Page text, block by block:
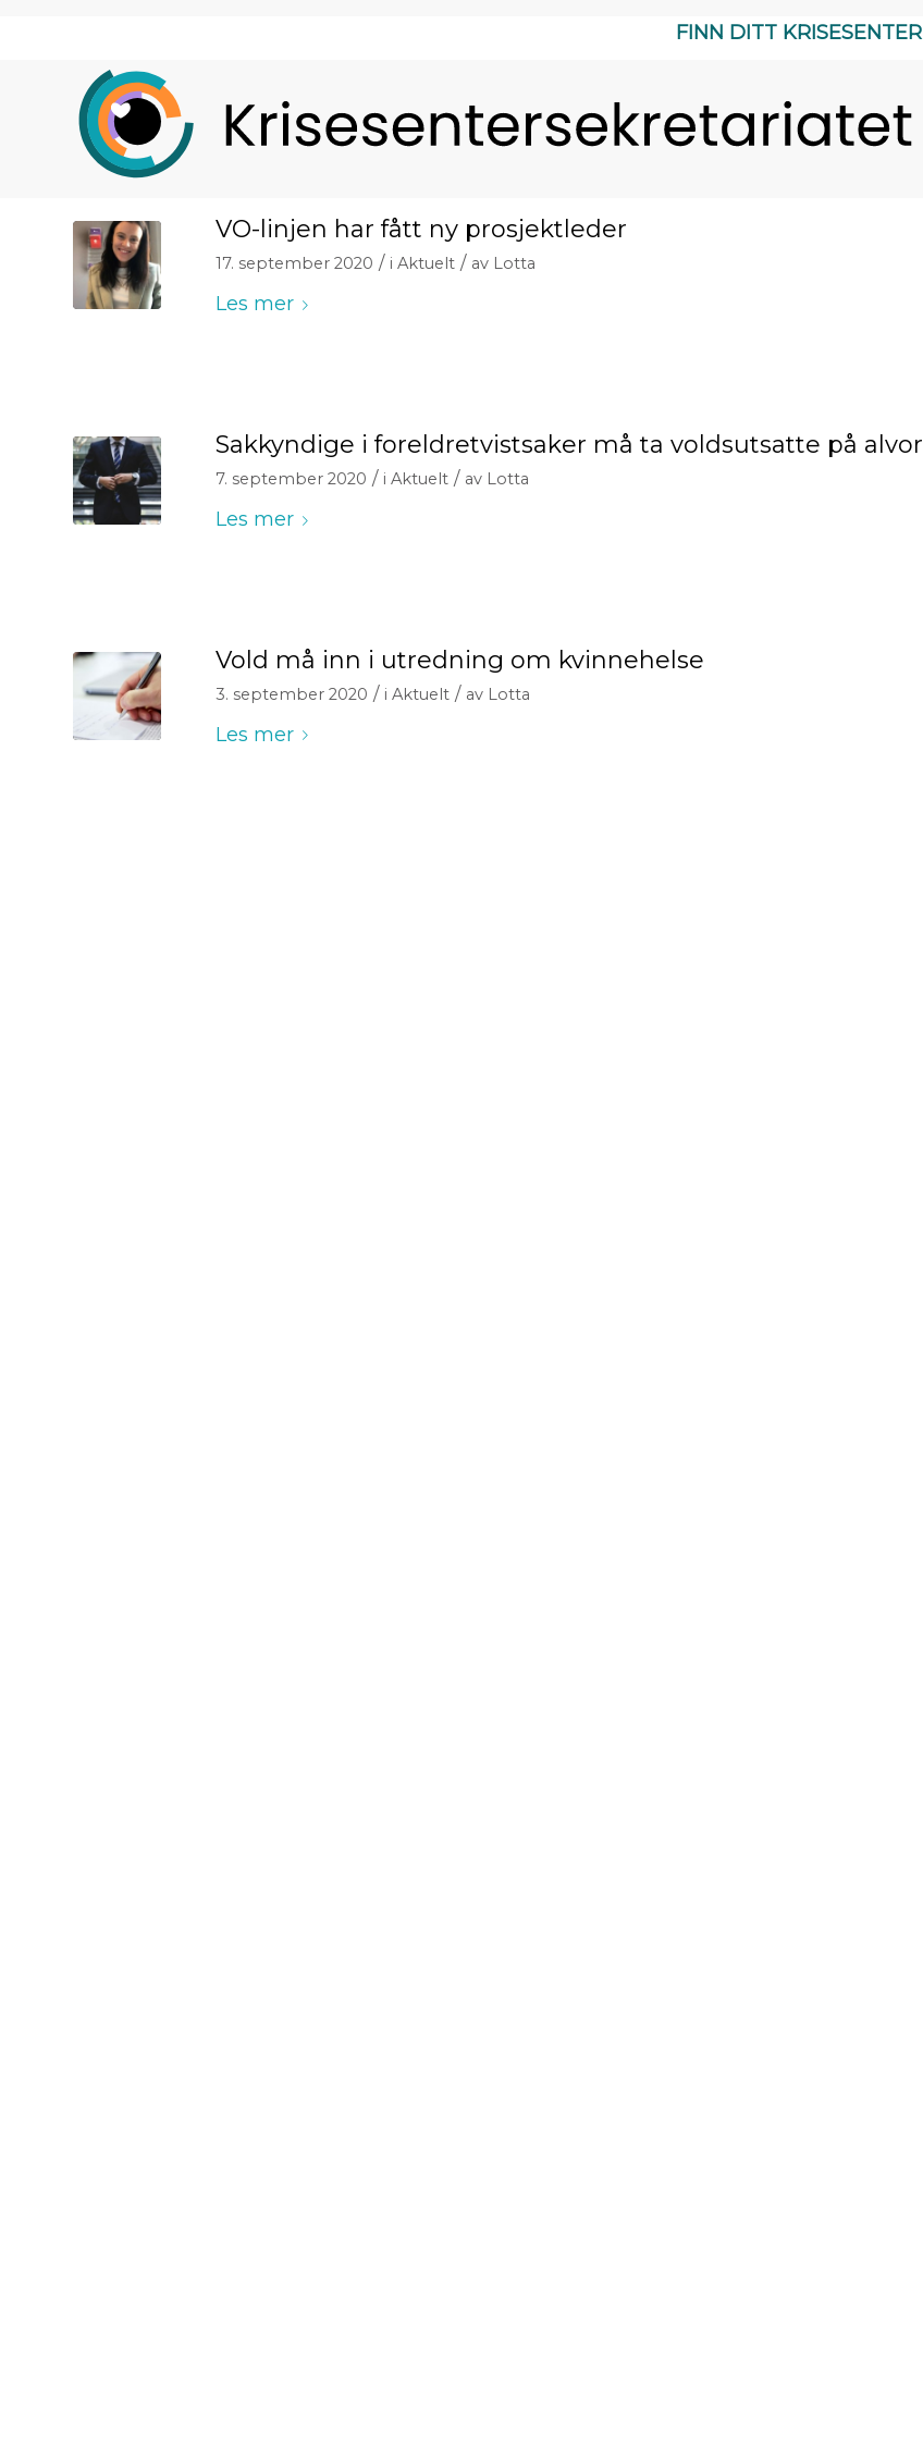
FINN DITT KRISESENTER
VO-linjen har fått ny prosjektleder
17. september 2020 / i Aktuelt / av Lotta
Les mer
Sakkyndige i foreldretvistsaker må ta voldsutsatte på alvor
7. september 2020 / i Aktuelt / av Lotta
Les mer
Vold må inn i utredning om kvinnehelse
3. september 2020 / i Aktuelt / av Lotta
Les mer